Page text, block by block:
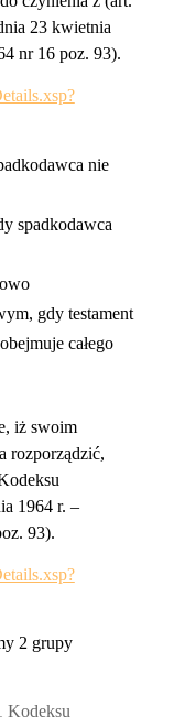
23 kwietnia
nr 16 poz. 93).
nie
spadkodawca
gdy testament
całego
iż swoim
rozporządzić,
1964 r. –
93).
2 grupy
Kodeksu